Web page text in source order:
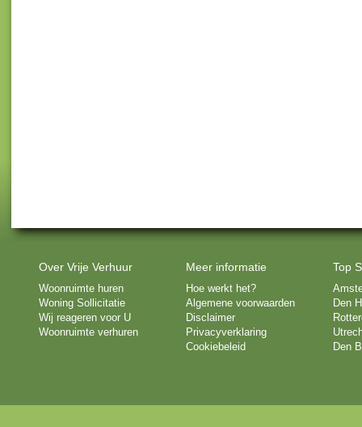
Over Vrije Verhuur
Woonruimte huren
Woning Sollicitatie
Wij reageren voor U
Woonruimte verhuren
Meer informatie
Hoe werkt het?
Algemene voorwaarden
Disclaimer
Privacyverklaring
Cookiebeleid
Top
Den
Den